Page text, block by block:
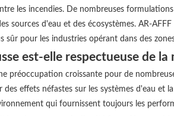
les incendies. De nombreuses
d'eau et des écosystèmes. AR-
pour les industries opérant dans des
est-elle respectueuse de la
préoccupation croissante pour de
effets néfastes sur les systèmes d'eau
qui fournissent toujours les